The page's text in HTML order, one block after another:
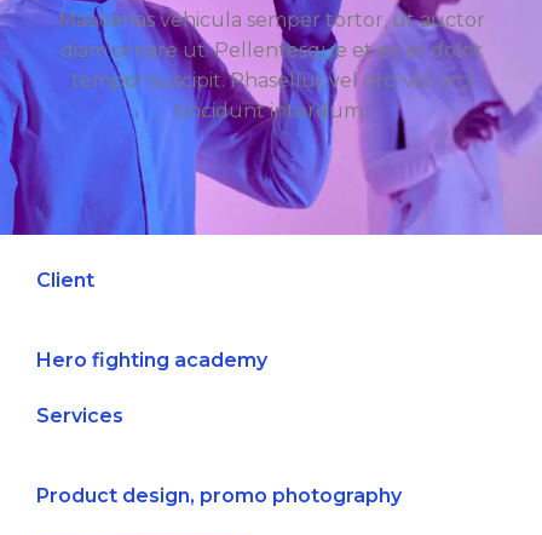
Maecenas vehicula semper tortor, ut auctor
diam ornare ut. Pellentesque et ex et dolor
tempor suscipit. Phasellus vel orci vel orci
tincidunt interdum.
Client
Hero fighting academy
Services
Product design, promo photography